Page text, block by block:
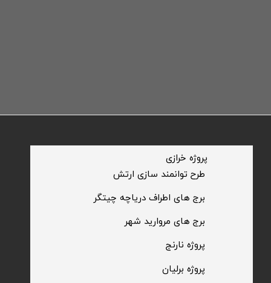
​طرح توانمند سازی ارتش
​پروژه خرازی
پروژه برلیان
​پروژه نارنج
​برج های اطراف دریاچه چیتگر
​برج های مروارید شهر